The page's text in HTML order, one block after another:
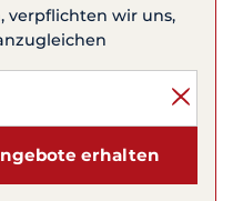
verpflichten wir uns,
erhalten